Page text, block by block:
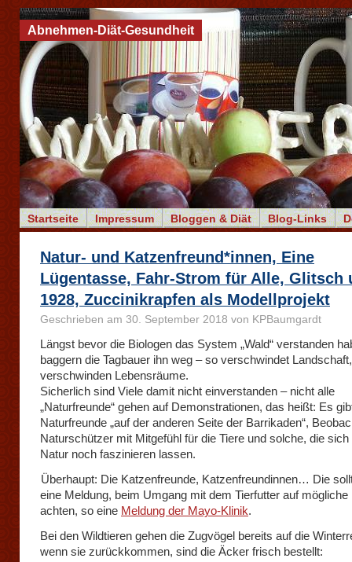
Startseite Impressum Bloggen & Diät Blog-Links
Abnehmen-Diät-Gesundheit
Natur- und Katzenfreund*innen, Eine
Lügentasse, Fahr-Strom für Alle, Glitsch
1928, Zuccinikrapfen als Modellprojekt
Geschrieben am 30. September 2018 von KPBaumgardt
Längst bevor die Biologen das System „Wald“ verstanden
baggern die Tagbauer ihn weg – so verschwindet Landschaft,
verschwinden Lebensräume.
Sicherlich sind Viele damit nicht einverstanden – nicht alle
„Naturfreunde“ gehen auf Demonstrationen, das heißt: Es
Naturfreunde „auf der anderen Seite der Barrikaden“,
Naturschützer mit Mitgefühl für die Tiere und solche, die sich
Natur noch faszinieren lassen.
Überhaupt: Die Katzenfreunde, Katzenfreundinnen… Die
eine Meldung, beim Umgang mit dem Tierfutter auf mögliche
achten, so eine Meldung der Mayo-Klinik.
Bei den Wildtieren gehen die Zugvögel bereits auf die
wenn sie zurückkommen, sind die Äcker frisch bestellt: